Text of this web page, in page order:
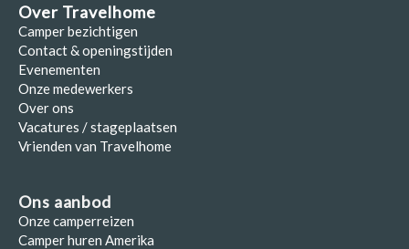
Over Travelhome
Camper bezichtigen
Contact & openingstijden
Evenementen
Onze medewerkers
Over ons
Vacatures / stageplaatsen
Vrienden van Travelhome
Ons aanbod
Onze camperreizen
Camper huren Amerika